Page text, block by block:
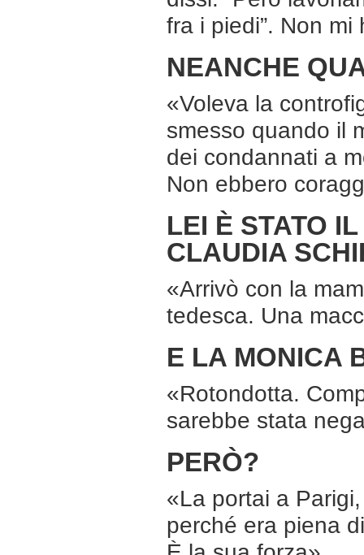
fra i piedi”. Non
NEANCHE
«Voleva la
smesso quando il
dei condannati a
Non ebbero
LEI È STATO
CLAUDIA
«Arrivò con la
tedesca. Una
E LA MONICA
«Rotondotta.
sarebbe stata
PERÒ?
«La portai a
perché era piena